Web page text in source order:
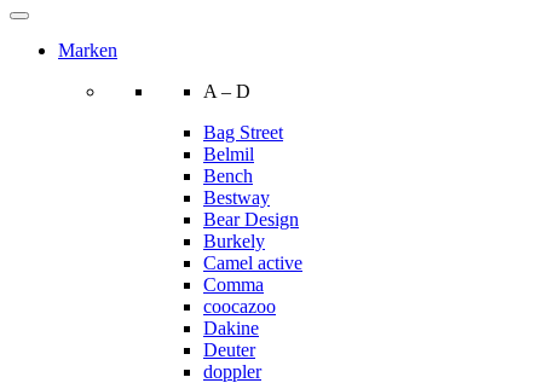
Marken
A – D
Bag Street
Belmil
Bench
Bestway
Bear Design
Burkely
Camel active
Comma
coocazoo
Dakine
Deuter
doppler